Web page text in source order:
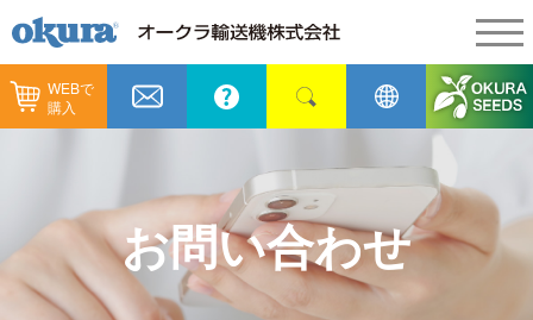
WEBで
購入
製品情報
コンベヤ機器
コンベヤ機器を探す
納入事例
全業種
メンテナンス
カタログ／CAD
お問い合わせ